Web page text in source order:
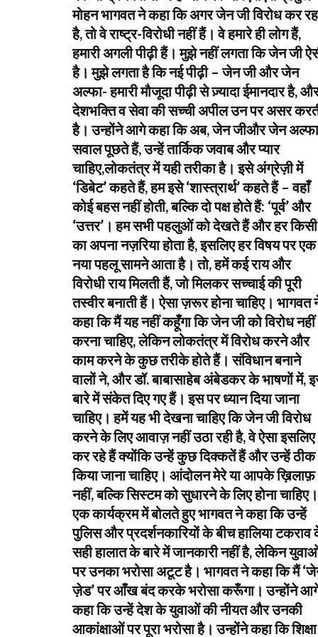
मोहन भागवत ने कहा कि अगर जेन जी विरोध कर
है, तो वे राष्ट्र-विरोधी नहीं हैं। वे हमारे ही लोग हैं,
हमारी अगली पीढ़ी हैं। मुझे नहीं लगता कि जेन जी
है। मुझे लगता है कि नई पीढ़ी – जेन जी और जेन
अल्फा- हमारी मौजूदा पीढ़ी से ज़्यादा ईमानदार है,
देशभक्ति व सेवा की सच्ची अपील उन पर असर
है। उन्होंने आगे कहा कि अब, जेन जीऔर जेन अल्फा
सवाल पूछते हैं, उन्हें तार्किक जवाब और प्यार
चाहिए,लोकतंत्र में यही तरीका है। इसे अंग्रेज़ी में
‘डिबेट’ कहते हैं, हम इसे ‘शास्त्रार्थ’ कहते हैं – वहाँ
कोई बहस नहीं होती, बल्कि दो पक्ष होते हैं: ‘पूर्व’ और
‘उत्तर’। हम सभी पहलुओं को देखते हैं और हर किसी
का अपना नज़रिया होता है, इसलिए हर विषय पर एक
नया पहलू सामने आता है। तो, हमें कई राय और
विरोधी राय मिलती हैं, जो मिलकर सच्चाई की पूरी
तस्वीर बनाती हैं। ऐसा ज़रूर होना चाहिए। भागवत
कहा कि मैं यह नहीं कहूँगा कि जेन जी को विरोध नहीं
करना चाहिए, लेकिन लोकतंत्र में विरोध करने और
काम करने के कुछ तरीके होते हैं। संविधान बनाने
वालों ने, और डॉ. बाबासाहेब अंबेडकर के भाषणों में,
बारे में संकेत दिए गए हैं। इस पर ध्यान दिया जाना
चाहिए। हमें यह भी देखना चाहिए कि जेन जी विरोध
करने के लिए आवाज़ नहीं उठा रही है, वे ऐसा इसलिए
कर रहे हैं क्योंकि उन्हें कुछ दिक्कतें हैं और उन्हें ठीक
किया जाना चाहिए। आंदोलन मेरे या आपके ख़िलाफ़
नहीं, बल्कि सिस्टम को सुधारने के लिए होना चाहिए।
एक कार्यक्रम में बोलते हुए भागवत ने कहा कि उन्हें
पुलिस और प्रदर्शनकारियों के बीच हालिया टकराव
सही हालात के बारे में जानकारी नहीं है, लेकिन
पर उनका भरोसा अटूट है। भागवत ने कहा कि मैं
ज़ेड’ पर आँख बंद करके भरोसा करूँगा। उन्होंने
कहा कि उन्हें देश के युवाओं की नीयत और उनकी
आकांक्षाओं पर पूरा भरोसा है। उन्होंने कहा कि शिक्षा